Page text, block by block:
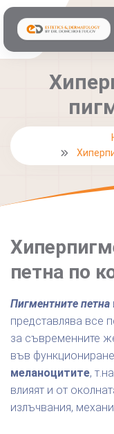
петна по
Пигментните петна
представлява все
за съвременните
във
меланоцитите,
влияят и от
излъчвания,